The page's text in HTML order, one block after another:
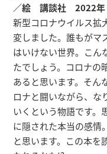
／絵 講談社 2022年
新型コロナウイルス拡
変しました。誰もがマ
はいけない世界。こん
たでしょう。コロナの
あると思います。そん
ロナと闘いながら、な
いくという物語です。
に隠された本当の感情
と思います。この本を